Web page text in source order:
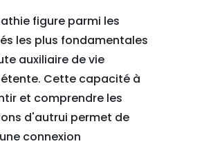
figure parmi les
les plus fondamentales
auxiliaire de vie
Cette capacité à
et comprendre les
d'autrui permet de
connexion